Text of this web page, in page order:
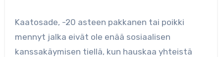
Kaatosade, -20 asteen pakkanen tai poikki
mennyt jalka eivät ole enää sosiaalisen
kanssakäymisen tiellä, kun hauskaa yhteistä